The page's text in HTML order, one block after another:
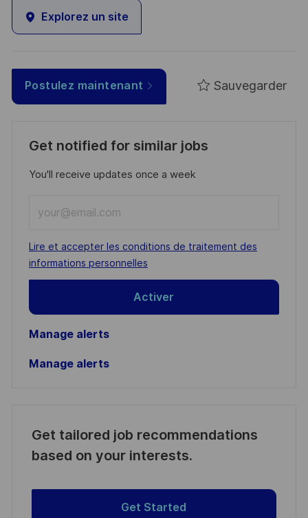
Explorez un site
Postulez maintenant Sauvegarder
Get notified for similar jobs
You'll receive updates once a week
Email
address
(Required)
Required
Lire et accepter les conditions de traitement des
informations personnelles
Activer
Manage alerts
Manage alerts
Get tailored job recommendations
based on your interests.
Get Started